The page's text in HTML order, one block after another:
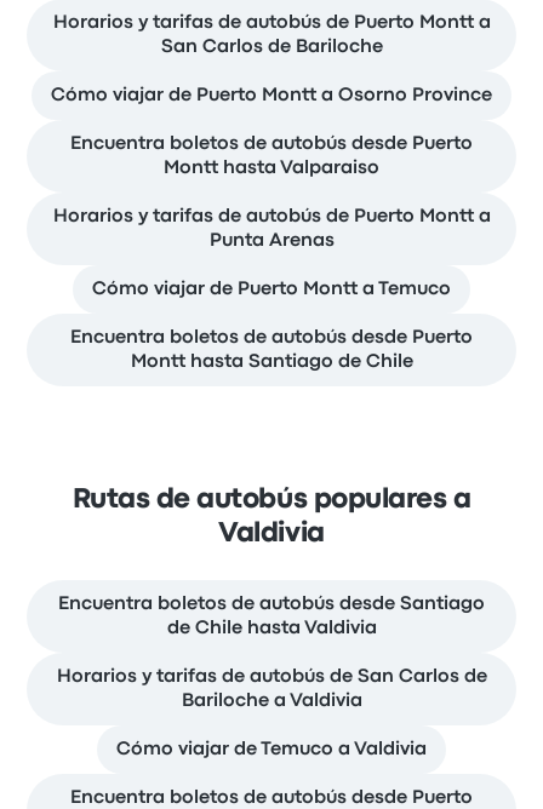
Horarios y tarifas de autobús de Puerto Montt a
San Carlos de Bariloche
Cómo viajar de Puerto Montt a Osorno Province
Encuentra boletos de autobús desde Puerto
Montt hasta Valparaiso
Horarios y tarifas de autobús de Puerto Montt a
Punta Arenas
Cómo viajar de Puerto Montt a Temuco
Encuentra boletos de autobús desde Puerto
Montt hasta Santiago de Chile
Rutas de autobús populares a
Valdivia
Encuentra boletos de autobús desde Santiago
de Chile hasta Valdivia
Horarios y tarifas de autobús de San Carlos de
Bariloche a Valdivia
Cómo viajar de Temuco a Valdivia
Encuentra boletos de autobús desde Puerto